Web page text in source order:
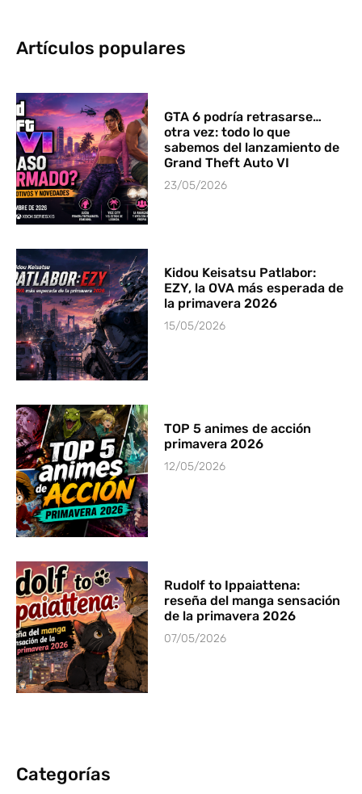
Artículos populares
GTA 6 podría retrasarse…
otra vez: todo lo que
sabemos del lanzamiento de
Grand Theft Auto VI
23/05/2026
Kidou Keisatsu Patlabor:
EZY, la OVA más esperada de
la primavera 2026
15/05/2026
TOP 5 animes de acción
primavera 2026
12/05/2026
Rudolf to Ippaiattena:
reseña del manga sensación
de la primavera 2026
07/05/2026
Categorías